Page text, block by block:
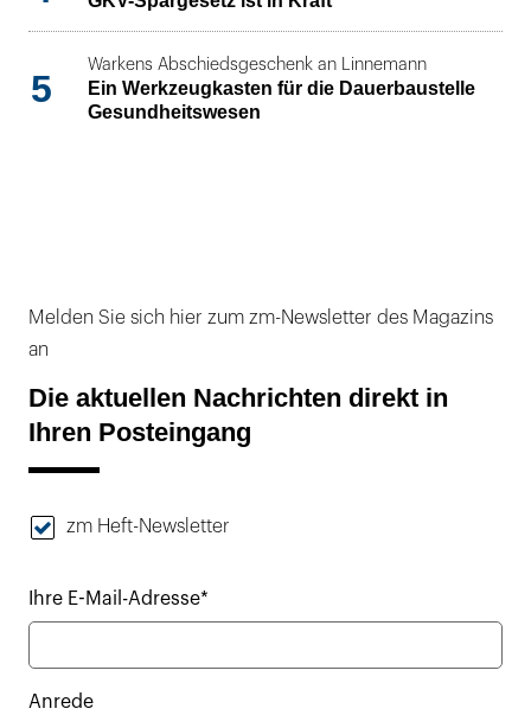
5
Warkens Abschiedsgeschenk an Linnemann
Ein Werkzeugkasten für die Dauerbaustelle
Gesundheitswesen
Melden Sie sich hier zum zm-Newsletter des Magazins
an
Die aktuellen Nachrichten direkt in
Ihren Posteingang
zm Heft-Newsletter
Ihre E-Mail-Adresse*
Anrede